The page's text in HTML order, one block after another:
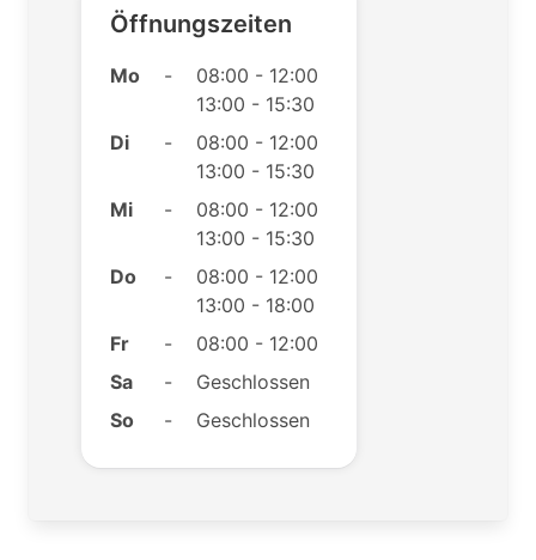
Öffnungszeiten
Mo -
08:00 - 12:00
13:00 - 15:30
Di
-
08:00 - 12:00
13:00 - 15:30
Mi
-
08:00 - 12:00
13:00 - 15:30
Do
-
08:00 - 12:00
13:00 - 18:00
Fr
-
08:00 - 12:00
Sa
-
Geschlossen
So
- Geschlossen